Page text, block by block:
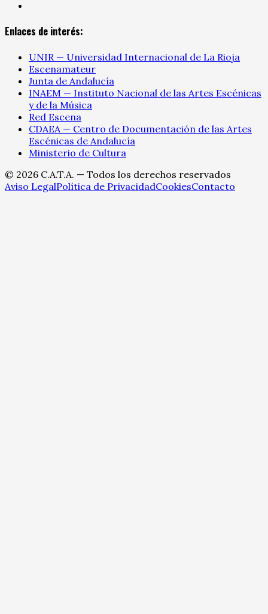
Enlaces de interés:
UNIR — Universidad Internacional de La Rioja
Escenamateur
Junta de Andalucía
INAEM — Instituto Nacional de las Artes Escénicas
y de la Música
Red Escena
CDAEA — Centro de Documentación de las Artes
Escénicas de Andalucía
Ministerio de Cultura
© 2026 C.A.T.A. — Todos los derechos reservados
Aviso LegalPolítica de PrivacidadCookiesContacto